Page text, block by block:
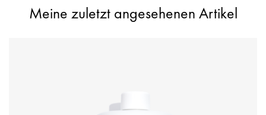
Meine zuletzt angesehenen Artikel